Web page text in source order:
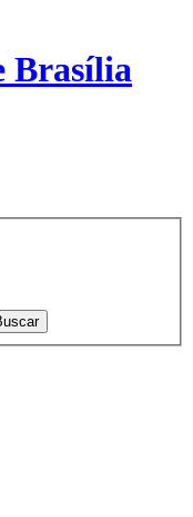
Brasília